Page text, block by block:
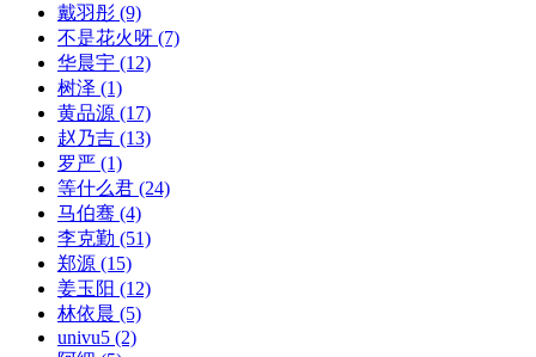
戴羽彤 (9)
不是花火呀 (7)
华晨宇 (12)
树泽 (1)
黄品源 (17)
赵乃吉 (13)
罗严 (1)
等什么君 (24)
马伯骞 (4)
李克勤 (51)
郑源 (15)
姜玉阳 (12)
林依晨 (5)
univu5 (2)